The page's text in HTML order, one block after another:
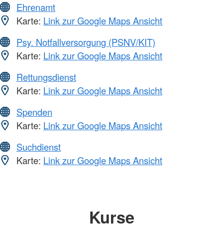
Ehrenamt
Karte: Link zur Google Maps Ansicht
Psy. Notfallversorgung (PSNV/KIT)
Karte: Link zur Google Maps Ansicht
Rettungsdienst
Karte: Link zur Google Maps Ansicht
Spenden
Karte: Link zur Google Maps Ansicht
Suchdienst
Karte: Link zur Google Maps Ansicht
Kurse